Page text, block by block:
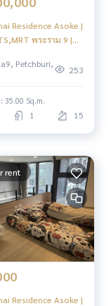
Residence Asoke |
พระราม 9 |
Petchburi,
253
35.00 Sq.m.
1 15
rent
Residence Asoke |